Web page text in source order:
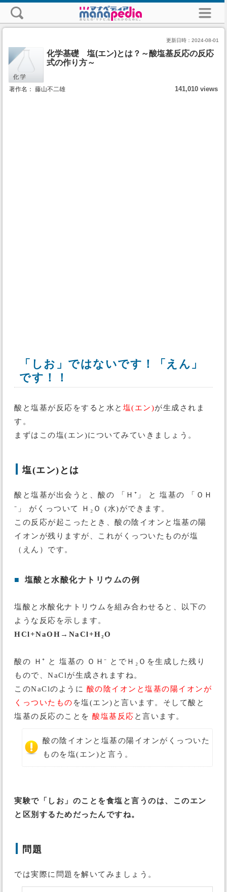
更新日時： 2024-08-01
化学基礎 塩(エン)とは？～酸塩基反応の反応
式の作り方～
著作名： 藤山不二雄 141,010 views
「しお」ではないです！「えん」
です！！
酸と塩基が反応をすると水と 塩(エン)が生成されま
す。
まずはこの塩(エン)についてみていきましょう。
塩(エン)とは
酸と塩基が出会うと、酸の 「Ｈ⁺」 と 塩基の 「ＯＨ
⁻」 がくっついて Ｈ₂Ｏ (水)ができます。
この反応が起こったとき、酸の陰イオンと塩基の陽
イオンが残りますが、これがくっついたものが塩
（えん）です。
■ 塩酸と水酸化ナトリウムの例
塩酸と水酸化ナトリウムを組み合わせると、以下の
ような反応を示します。
HCl+NaOH→NaCl+H₂O
酸の Ｈ⁺ と 塩基の ＯＨ⁻ とでＨ₂Ｏを生成した残り
もので、NaClが生成されますね。
このNaClのように 酸の陰イオンと塩基の陽イオンが
くっついたもの を塩(エン)と言います。そして酸と
塩基の反応のことを 酸塩基反応 と言います。
酸の陰イオンと塩基の陽イオンがくっついた
ものを塩(エン)と言う。
実験で「しお」のことを食塩と言うのは、このエン
と区別するためだったんですね。
問題
では実際に問題を解いてみましょう。